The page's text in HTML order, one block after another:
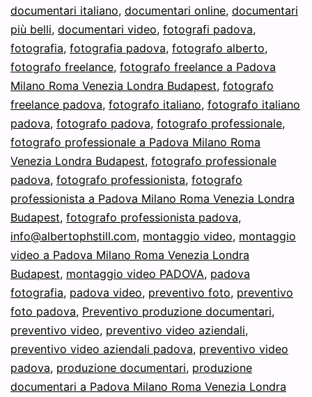
documentari italiano, documentari online, documentari
più belli, documentari video, fotografi padova,
fotografia, fotografia padova, fotografo alberto,
fotografo freelance, fotografo freelance a Padova
Milano Roma Venezia Londra Budapest, fotografo
freelance padova, fotografo italiano, fotografo italiano
padova, fotografo padova, fotografo professionale,
fotografo professionale a Padova Milano Roma
Venezia Londra Budapest, fotografo professionale
padova, fotografo professionista, fotografo
professionista a Padova Milano Roma Venezia Londra
Budapest, fotografo professionista padova,
info@albertophstill.com, montaggio video, montaggio
video a Padova Milano Roma Venezia Londra
Budapest, montaggio video PADOVA, padova
fotografia, padova video, preventivo foto, preventivo
foto padova, Preventivo produzione documentari,
preventivo video, preventivo video aziendali,
preventivo video aziendali padova, preventivo video
padova, produzione documentari, produzione
documentari a Padova Milano Roma Venezia Londra